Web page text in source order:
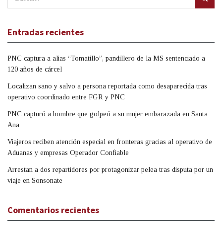
Entradas recientes
PNC captura a alias “Tomatillo”, pandillero de la MS sentenciado a
120 años de cárcel
Localizan sano y salvo a persona reportada como desaparecida tras
operativo coordinado entre FGR y PNC
PNC capturó a hombre que golpeó a su mujer embarazada en Santa
Ana
Viajeros reciben atención especial en fronteras gracias al operativo de
Aduanas y empresas Operador Confiable
Arrestan a dos repartidores por protagonizar pelea tras disputa por un
viaje en Sonsonate
Comentarios recientes